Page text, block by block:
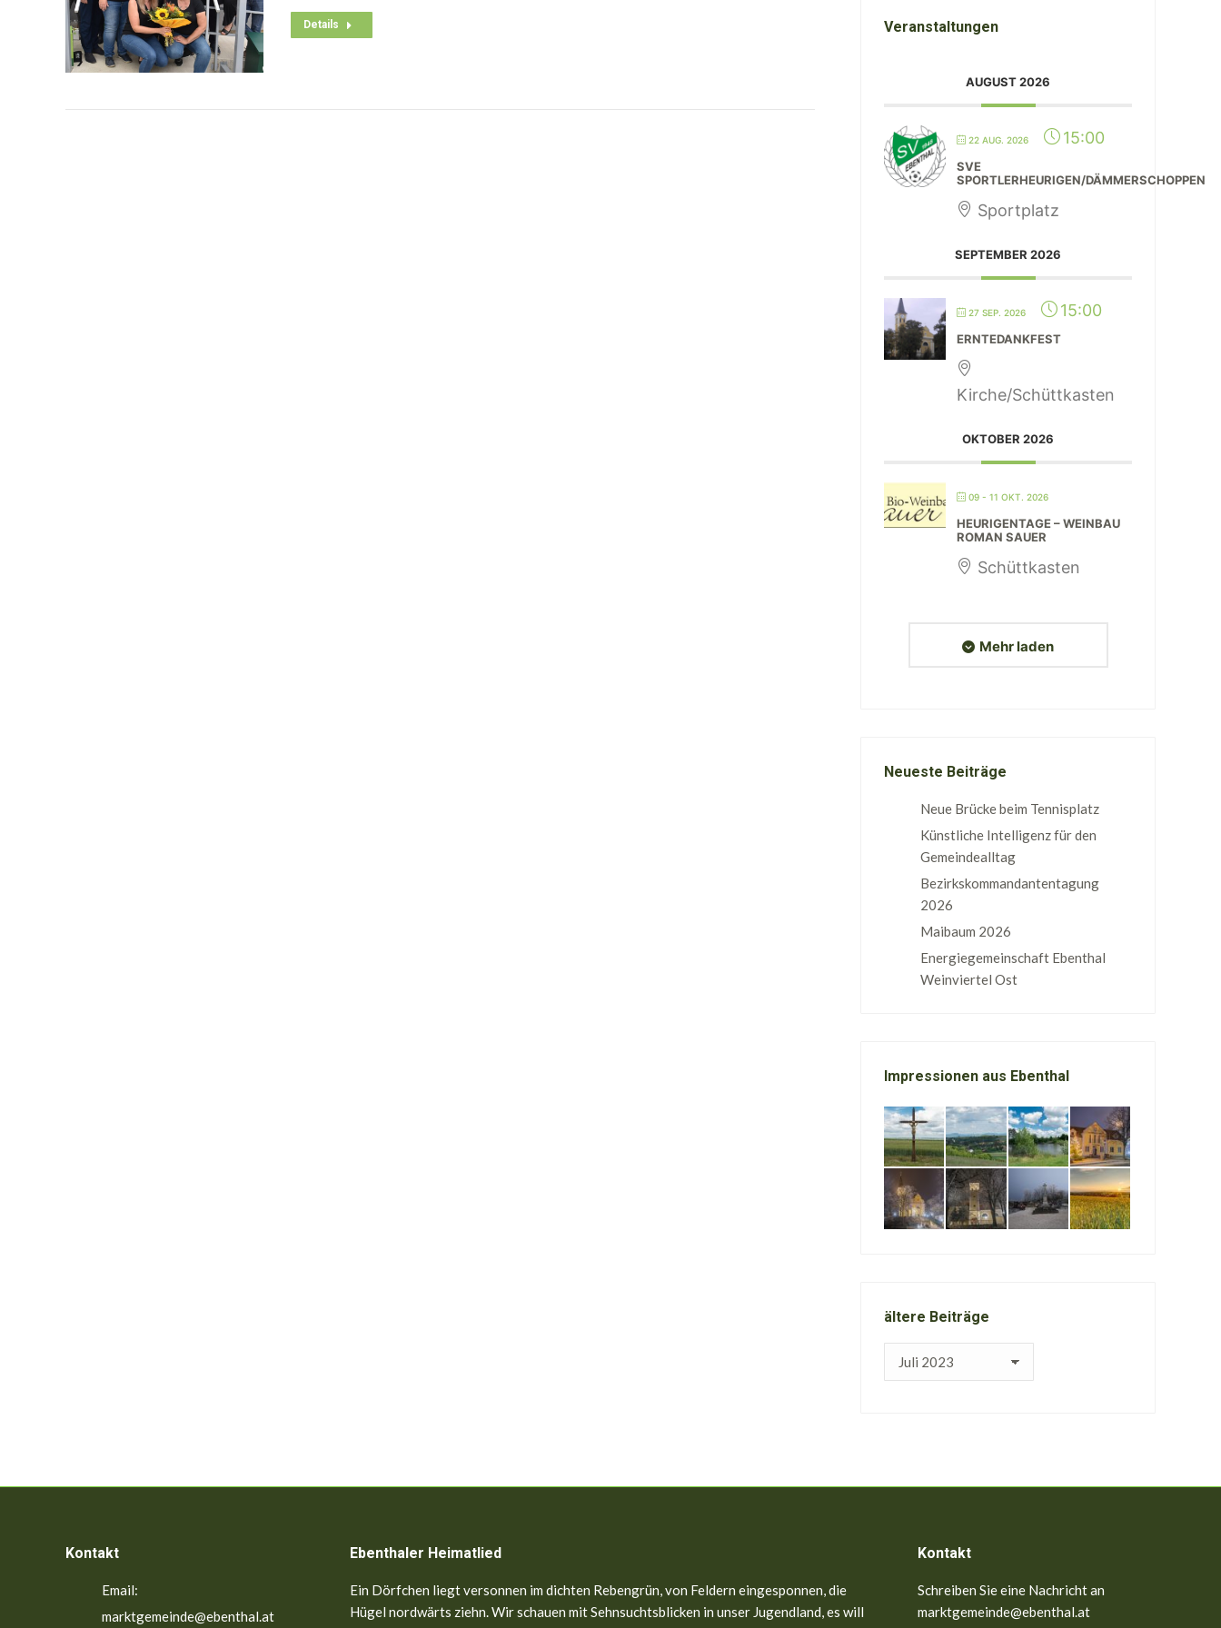
Details Veranstaltungen
AUGUST 2026
22 AUG. 2026 15:00
SVE
SPORTLERHEURIGEN/DÄMMERSCHOPPEN
Sportplatz
SEPTEMBER 2026
27 SEP. 2026 15:00
ERNTEDANKFEST
Kirche/Schüttkasten
OKTOBER 2026
09 - 11 OKT. 2026
HEURIGENTAGE – WEINBAU
ROMAN SAUER
Schüttkasten
Mehr laden
Neueste Beiträge
Neue Brücke beim Tennisplatz
Künstliche Intelligenz für den
Gemeindealltag
Bezirkskommandantentagung
2026
Maibaum 2026
Energiegemeinschaft Ebenthal
Weinviertel Ost
Impressionen aus Ebenthal
ältere Beiträge
Kontakt
Email:
marktgemeinde@ebenthal.at
Ebenthaler Heimatlied
Ein Dörfchen liegt versonnen im dichten Rebengrün, von Feldern eingesponnen, die
Hügel nordwärts ziehn. Wir schauen mit Sehnsuchtsblicken in unser Jugendland, es will
Kontakt
Schreiben Sie eine Nachricht an
marktgemeinde@ebenthal.at